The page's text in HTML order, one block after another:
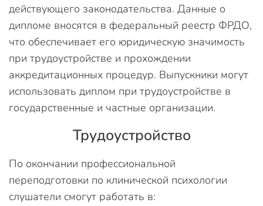
действующего законодательства. Данные о
дипломе вносятся в федеральный реестр ФРДО,
что обеспечивает его юридическую значимость
при трудоустройстве и прохождении
аккредитационных процедур. Выпускники могут
использовать диплом при трудоустройстве в
государственные и частные организации.
Трудоустройство
По окончании профессиональной
переподготовки по клинической психологии
слушатели смогут работать в: